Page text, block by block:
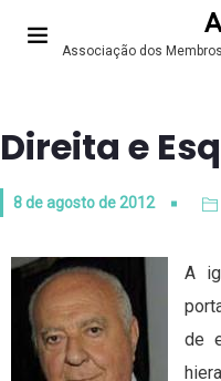
Associação dos
Direita e
8 de agosto de 2012
A
de